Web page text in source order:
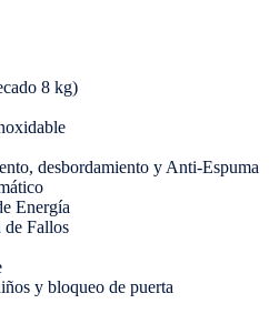
8 kg)
desbordamiento y Anti-Espuma
Energía
de Fallos
y bloqueo de puerta